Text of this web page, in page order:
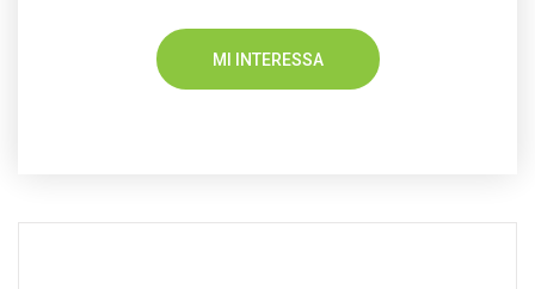
MI INTERESSA